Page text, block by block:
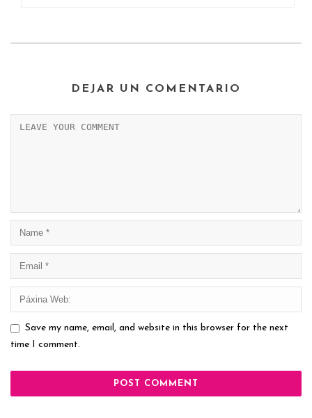
DEJAR UN COMENTARIO
Save my name, email, and website in this browser for the next
time I comment.